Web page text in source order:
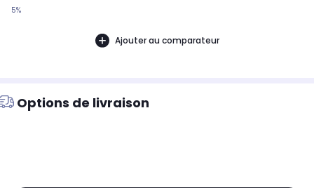
5%
Ajouter au comparateur
Options de livraison